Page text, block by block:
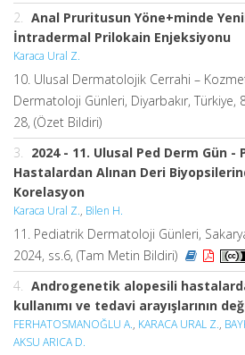
2.
Anal Pruritusun Yöne+minde
İntradermal Prilokain Enjeksiyonu
Karaca Ural Z.
10. Ulusal Dermatolojik Cerrahi –
Dermatoloji Günleri, Diyarbakır, Türkiye,
28, (Özet Bildiri)
3.
2024 - 11. Ulusal Ped Derm Gün -
Hastalardan Alınan Deri
Korelasyon
Karaca Ural Z., Bilen H.
11. Pediatrik Dermatoloji Günleri,
2024, ss.6, (Tam Metin Bildiri)
4.
Androgenetik alopesili
kullanımı ve tedavi arayışlarının
FERHATOSMANOĞLU A., KARACA URAL Z.,
AKSU ARICA D.